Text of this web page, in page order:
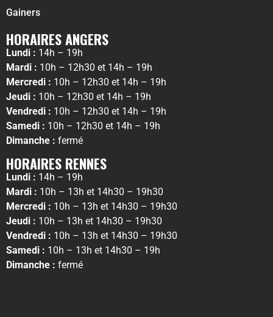
Gainers
HORAIRES ANGERS
Lundi : 14h – 19h
Mardi : 10h – 12h30 et 14h – 19h
Mercredi : 10h – 12h30 et 14h – 19h
Jeudi : 10h – 12h30 et 14h – 19h
Vendredi : 10h – 12h30 et 14h – 19h
Samedi : 10h – 12h30 et 14h – 19h
Dimanche : fermé
HORAIRES RENNES
Lundi : 14h – 19h
Mardi : 10h – 13h et 14h30 – 19h30
Mercredi : 10h – 13h et 14h30 – 19h30
Jeudi : 10h – 13h et 14h30 – 19h30
Vendredi : 10h – 13h et 14h30 – 19h30
Samedi : 10h – 13h et 14h30 – 19h
Dimanche : fermé